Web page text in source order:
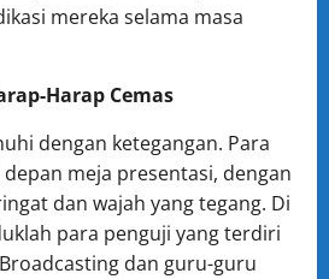
mereka selama masa
Harap Cemas
dengan ketegangan. Para
meja presentasi, dengan
dan wajah yang tegang. Di
para penguji yang terdiri
dan guru-guru